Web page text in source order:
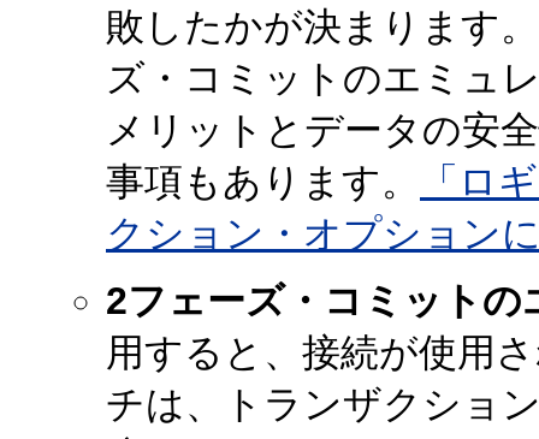
敗したかが決まります
ズ・コミットのエミュ
メリットとデータの安
事項もあります。
「ロ
クション・オプション
2フェーズ・コミットの
用すると、接続が使用
チは、トランザクショ